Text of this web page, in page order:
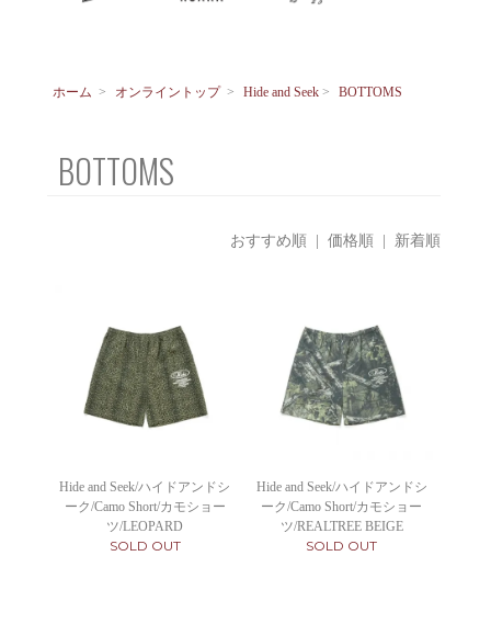
ホーム > オンライントップ > Hide and Seek> BOTTOMS
BOTTOMS
おすすめ順 価格順 | 新着順
Hide and Seek/ハイドアンドシ
ーク/Camo Short/カモショー
ツ/LEOPARD
SOLD OUT
Hide and Seek/ハイドアンドシ
ーク/Camo Short/カモショー
ツ/REALTREE BEIGE
SOLD OUT